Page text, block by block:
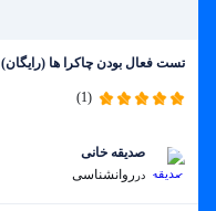
تست فعال بودن چاکرا ها (رایگان)
(1)
صدیقه خانی
در روانشناسی